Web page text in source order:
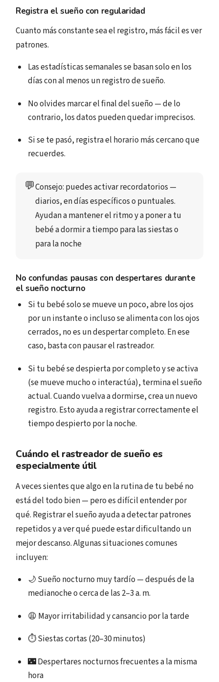
Registra el sueño con regularidad
Cuanto más constante sea el registro, más fácil es ver
patrones.
Las estadísticas semanales se basan solo en los
días con al menos un registro de sueño.
No olvides marcar el final del sueño — de lo
contrario, los datos pueden quedar imprecisos.
Si se te pasó, registra el horario más cercano que
recuerdes.
💬Consejo: puedes activar recordatorios —
diarios, en días específicos o puntuales.
Ayudan a mantener el ritmo y a poner a tu
bebé a dormir a tiempo para las siestas o
para la noche
No confundas pausas con despertares durante
el sueño nocturno
Si tu bebé solo se mueve un poco, abre los ojos
por un instante o incluso se alimenta con los ojos
cerrados, no es un despertar completo. En ese
caso, basta con pausar el rastreador.
Si tu bebé se despierta por completo y se activa
(se mueve mucho o interactúa), termina el sueño
actual. Cuando vuelva a dormirse, crea un nuevo
registro. Esto ayuda a registrar correctamente el
tiempo despierto por la noche.
Cuándo el rastreador de sueño es
especialmente útil
A veces sientes que algo en la rutina de tu bebé no
está del todo bien — pero es difícil entender por
qué. Registrar el sueño ayuda a detectar patrones
repetidos y a ver qué puede estar dificultando un
mejor descanso. Algunas situaciones comunes
incluyen:
🌙 Sueño nocturno muy tardío — después de la
medianoche o cerca de las 2–3 a. m.
😩 Mayor irritabilidad y cansancio por la tarde
⏱️ Siestas cortas (20–30 minutos)
🌃 Despertares nocturnos frecuentes a la misma
hora